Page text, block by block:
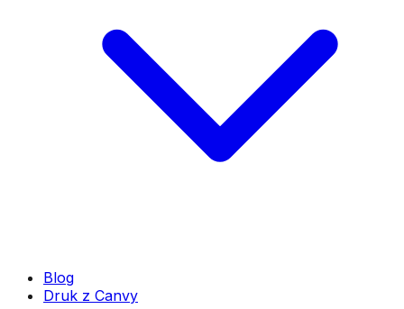
Blog
Druk z Canvy